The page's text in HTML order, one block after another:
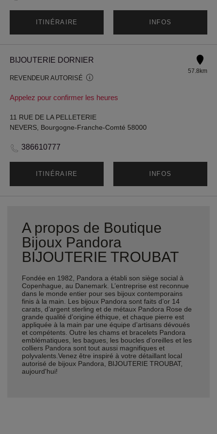
ITINÉRAIRE INFOS
BIJOUTERIE DORNIER
REVENDEUR AUTORISÉ
Appelez pour confirmer les heures
57.8km
11 RUE DE LA PELLETERIE
NEVERS, Bourgogne-Franche-Comté 58000
386610777
ITINÉRAIRE INFOS
A propos de Boutique
Bijoux Pandora
BIJOUTERIE TROUBAT
Fondée en 1982, Pandora a établi son siège social à
Copenhague, au Danemark. L’entreprise est reconnue
dans le monde entier pour ses bijoux contemporains
finis à la main. Les bijoux Pandora sont faits d’or 14
carats, d’argent sterling et de métaux Pandora Rose de
grande qualité d’origine éthique, et chaque pierre est
appliquée à la main par une équipe d’artisans dévoués
et compétents. Outre les chams et bracelets Pandora
emblématiques, les bagues, les boucles d’oreilles et les
colliers Pandora sont tout aussi magnifiques et
polyvalents.Venez être inspiré à votre détaillant local
autorisé de bijoux Pandora, BIJOUTERIE TROUBAT,
aujourd'hui!